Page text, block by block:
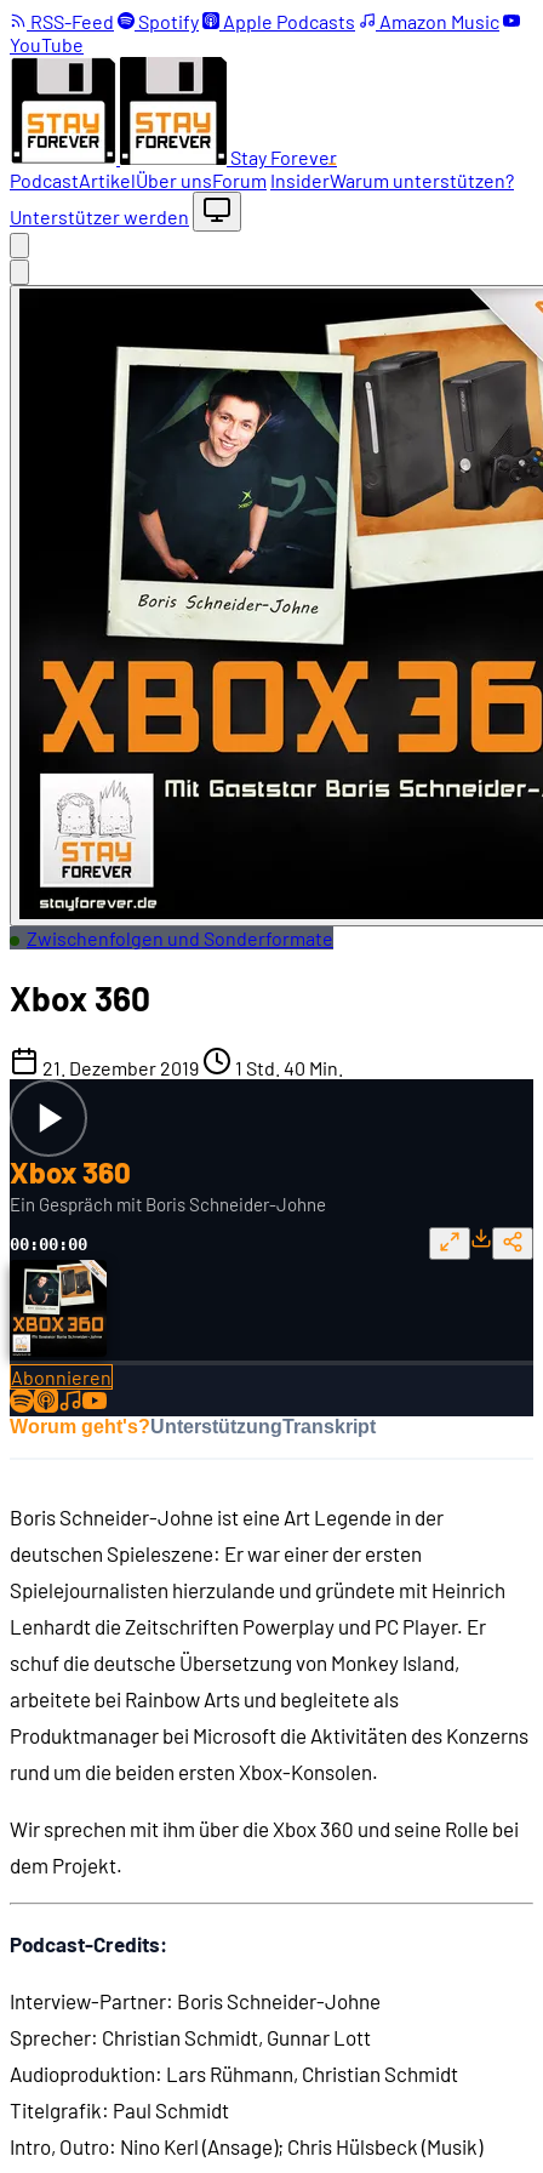
RSS-Feed Spotify Apple Podcasts
Amazon Music
YouTube
Stay Forever
PodcastArtikelÜber unsForum InsiderWarum unterstützen?
Unterstützer werden
Zwischenfolgen und Sonderformate
Xbox 360
21. Dezember 2019 1 Std. 40 Min.
Xbox 360
Ein Gespräch mit Boris Schneider-Johne
00:00:00
Abonnieren
Worum geht's?UnterstützungTranskript
Boris Schneider-Johne ist eine Art Legende in der
deutschen Spieleszene: Er war einer der ersten
Spielejournalisten hierzulande und gründete mit Heinrich
Lenhardt die Zeitschriften Powerplay und PC Player. Er
schuf die deutsche Übersetzung von Monkey Island,
arbeitete bei Rainbow Arts und begleitete als
Produktmanager bei Microsoft die Aktivitäten des Konzerns
rund um die beiden ersten Xbox-Konsolen.
Wir sprechen mit ihm über die Xbox 360 und seine Rolle bei
dem Projekt.
Podcast-Credits:
Interview-Partner: Boris Schneider-Johne
Sprecher: Christian Schmidt, Gunnar Lott
Audioproduktion: Lars Rühmann, Christian Schmidt
Titelgrafik: Paul Schmidt
Intro, Outro: Nino Kerl (Ansage); Chris Hülsbeck (Musik)